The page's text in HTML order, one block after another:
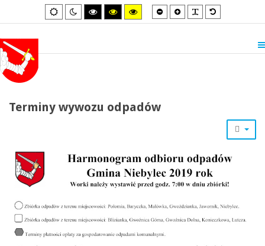
Default
mode
Night
mode
High
contrast
High
contrast
High
contrast
Smaller
font
Larger
font
Default
font
Terminy wywozu odpadów